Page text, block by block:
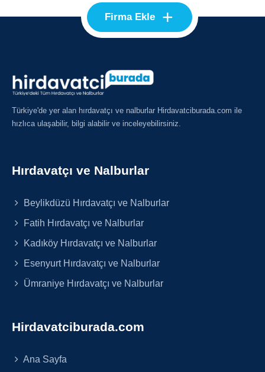
Firma Ekle +
Türkiye'de yer alan hırdavatçı ve nalburlar Hirdavatciburada.com ile
hızlıca ulaşabilir, bilgi alabilir ve inceleyebilirsiniz.
Hırdavatçı ve Nalburlar
Beylikdüzü Hırdavatçı ve Nalburlar
Fatih Hırdavatçı ve Nalburlar
Kadıköy Hırdavatçı ve Nalburlar
Esenyurt Hırdavatçı ve Nalburlar
Ümraniye Hırdavatçı ve Nalburlar
Hirdavatciburada.com
Ana Sayfa